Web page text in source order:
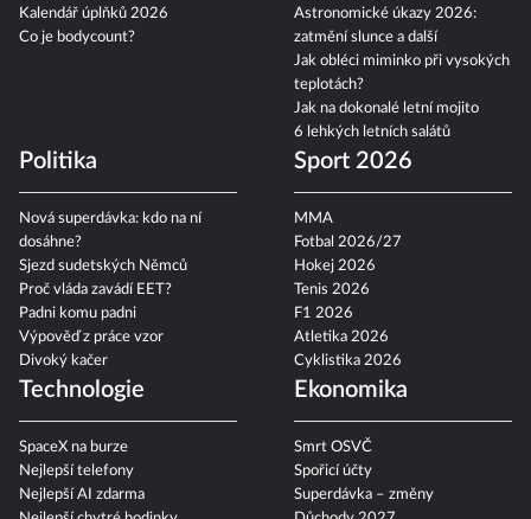
Kalendář úplňků 2026
Co je bodycount?
Astronomické úkazy 2026:
zatmění slunce a další
Jak obléci miminko při vysokých
teplotách?
Jak na dokonalé letní mojito
6 lehkých letních salátů
Politika
Nová superdávka: kdo na ní
dosáhne?
Sjezd sudetských Němců
Proč vláda zavádí EET?
Padni komu padni
Výpověď z práce vzor
Divoký kačer
Sport 2026
MMA
Fotbal 2026/27
Hokej 2026
Tenis 2026
F1 2026
Atletika 2026
Cyklistika 2026
Technologie
SpaceX na burze
Nejlepší telefony
Nejlepší AI zdarma
Ekonomika
Smrt OSVČ
Spořicí účty
Superdávka – změny